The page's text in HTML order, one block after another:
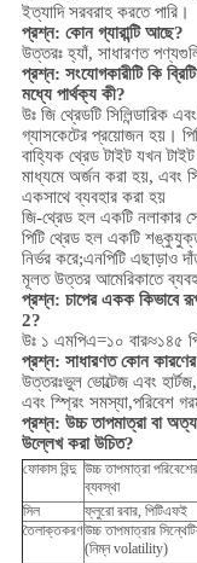
ইত্যাদি সরবরাহ করতে পারি।
প্রশ্ন: কোন গ্যারান্টি আছে?
উত্তরঃ হ্যাঁ, সাধারণত
প্রশ্ন: সংযোগকারীটি কি
মধ্যে পার্থক্য কী?
উঃ জি থ্রেডটি সিলিন্ডারিক
গ্যাসকেটের প্রয়োজন হয়।
বাহ্যিক থ্রেড টাইট যখন
মাধ্যমে অর্জন করা হয়, এবং
একসাথে ব্যবহার করা হয়
জি-থ্রেড হল একটি নলাকার
পিটি থ্রেড হল একটি
নির্ভর করে;এনপিটি এছাড়াও
মূলত উত্তর আমেরিকাতে
প্রশ্ন: চাপের একক কিভাবে
2?
উঃ ১ এমপিএ=১০ বার≈১৪৫
প্রশ্ন: সাধারণত কোন
উত্তরঃভুল ভোল্টেজ এবং
এবং স্প্রিং সমস্যা,পরিবেশ
প্রশ্ন: উচ্চ তাপমাত্রা বা
উল্লেখ করা উচিত?
ফোকাস বিন্দু উচ্চ তাপমাত্রা
ব্যবস্থা
সিল ফ্লুরো রবার, পিটিএফই
তৈলাক্তকরণউচ্চ তাপমাত্রার
(নিম্ন volatility)